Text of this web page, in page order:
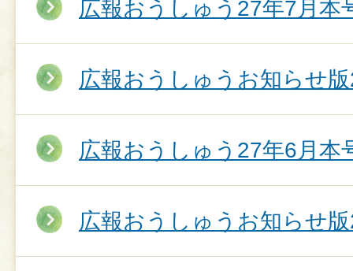
広報おうしゅう27年7月本
広報おうしゅうお知らせ
広報おうしゅう27年6月本
広報おうしゅうお知らせ